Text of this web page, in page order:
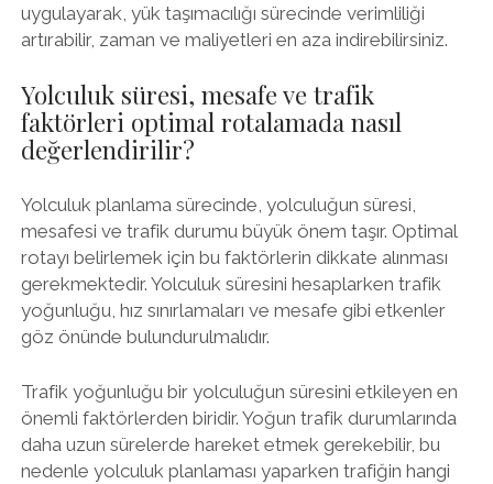
uygulayarak, yük taşımacılığı sürecinde verimliliği
artırabilir, zaman ve maliyetleri en aza indirebilirsiniz.
Yolculuk süresi, mesafe ve trafik
faktörleri optimal rotalamada nasıl
değerlendirilir?
Yolculuk planlama sürecinde, yolculuğun süresi,
mesafesi ve trafik durumu büyük önem taşır. Optimal
rotayı belirlemek için bu faktörlerin dikkate alınması
gerekmektedir. Yolculuk süresini hesaplarken trafik
yoğunluğu, hız sınırlamaları ve mesafe gibi etkenler
göz önünde bulundurulmalıdır.
Trafik yoğunluğu bir yolculuğun süresini etkileyen en
önemli faktörlerden biridir. Yoğun trafik durumlarında
daha uzun sürelerde hareket etmek gerekebilir, bu
nedenle yolculuk planlaması yaparken trafiğin hangi